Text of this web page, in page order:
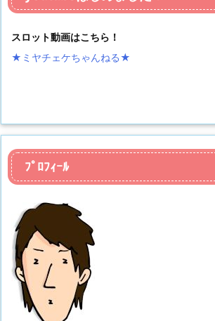
スロット動画はこちら！
★ミヤチェケちゃんねる★
ﾌﾟﾛﾌｨｰﾙ